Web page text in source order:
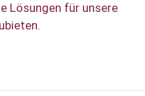
Lösungen für unsere